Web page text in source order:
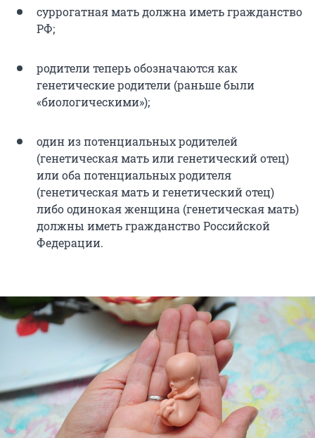
суррогатная мать должна иметь гражданство
РФ;
родители теперь обозначаются как
генетические родители (раньше были
«биологическими»);
один из потенциальных родителей
(генетическая мать или генетический отец)
или оба потенциальных родителя
(генетическая мать и генетический отец)
либо одинокая женщина (генетическая мать)
должны иметь гражданство Российской
Федерации.